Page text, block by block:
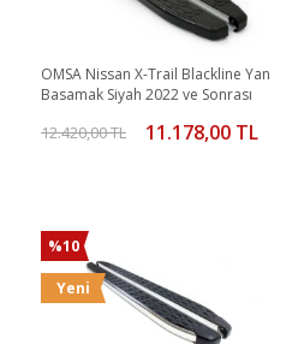
OMSA Nissan X-Trail Blackline Yan
Basamak Siyah 2022 ve Sonrası
12.420,00 TL 11.178,00 TL
%10
Yeni